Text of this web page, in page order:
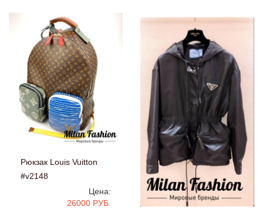
Рюкзак Louis Vuitton
#v2148
Цена:
26000 РУБ.